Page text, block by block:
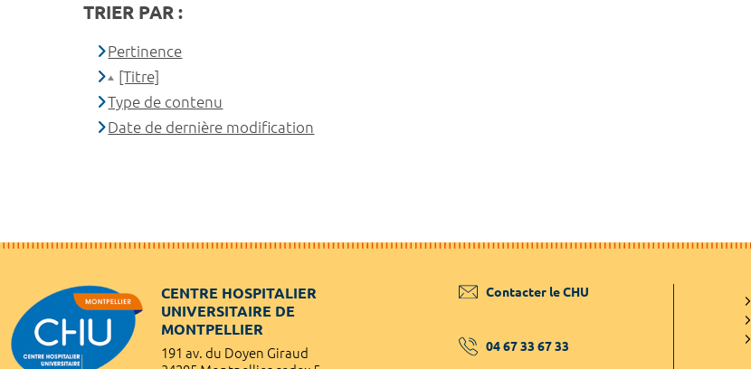
TRIER PAR :
Pertinence
[Titre]
Type de contenu
Date de dernière modification
CENTRE HOSPITALIER
UNIVERSITAIRE DE
MONTPELLIER
191 av. du Doyen Giraud
Contacter le CHU
04 67 33 67 33